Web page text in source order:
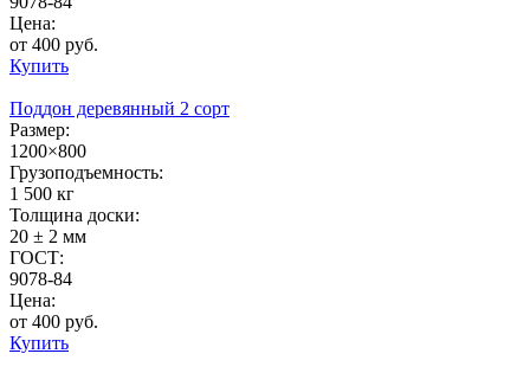
Цена:
от 400 руб.
Купить
Поддон деревянный 2 сорт
Размер:
1200×800
Грузоподъемность:
1 500 кг
Толщина доски:
20 ± 2 мм
ГОСТ:
9078-84
Цена:
от 400 руб.
Купить